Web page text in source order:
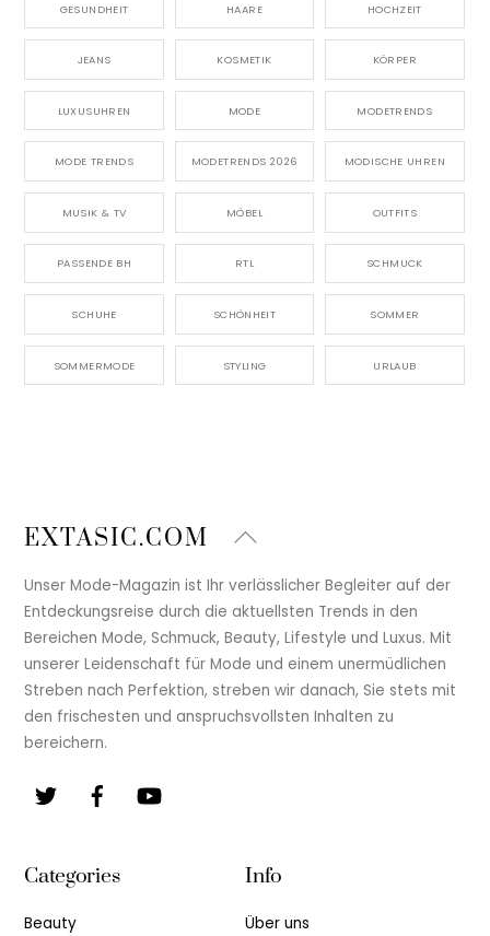
GESUNDHEIT HAARE HOCHZEIT
JEANS KOSMETIK KÖRPER
LUXUSUHREN MODE MODETRENDS
MODE TRENDS MODETRENDS 2026 MODISCHE UHREN
MUSIK & TV MÖBEL OUTFITS
PASSENDE BH RTL SCHMUCK
SCHUHE SCHÖNHEIT SOMMER
SOMMERMODE STYLING URLAUB
Back
Top
EXTASIC.COM
Unser Mode-Magazin ist Ihr verlässlicher Begleiter auf der
Entdeckungsreise durch die aktuellsten Trends in den
Bereichen Mode, Schmuck, Beauty, Lifestyle und Luxus. Mit
unserer Leidenschaft für Mode und einem unermüdlichen
Streben nach Perfektion, streben wir danach, Sie stets mit
den frischesten und anspruchsvollsten Inhalten zu
bereichern.
Twitter
Categories
Beauty
Info
Über uns